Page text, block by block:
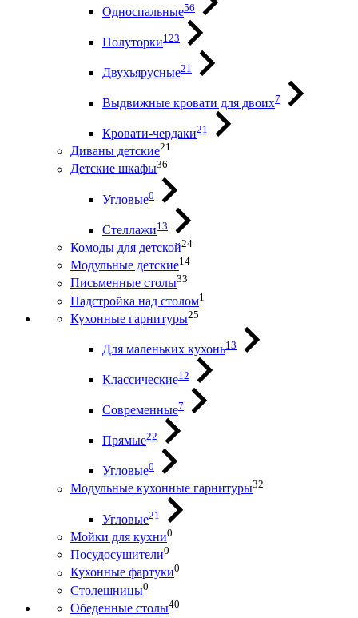
Односпальные56
Полуторки123
Двухъярусные21
Выдвижные кровати для двоих7
Кровати-чердаки21
Диваны детские21
Детские шкафы36
Угловые0
Стеллажи13
Комоды для детской24
Модульные детские14
Письменные столы33
Надстройка над столом1
Кухонные гарнитуры25
Для маленьких кухонь13
Классические12
Современные7
Прямые22
Угловые0
Модульные кухонные гарнитуры32
Угловые21
Мойки для кухни0
Посудосушители0
Кухонные фартуки0
Столешницы0
Обеденные столы40